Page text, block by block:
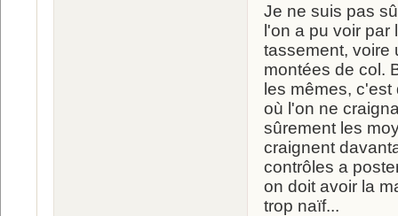
Je ne suis pas
l'on a pu voir par
tassement, voire
montées de col.
les mêmes,
où l'on ne
sûrement les
craignent
contrôles a
on doit avoir la
trop naïf...